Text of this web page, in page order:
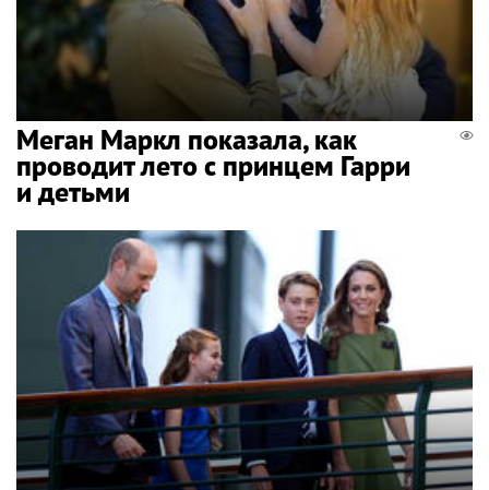
Меган Маркл показала, как
проводит лето с принцем Гарри
и детьми